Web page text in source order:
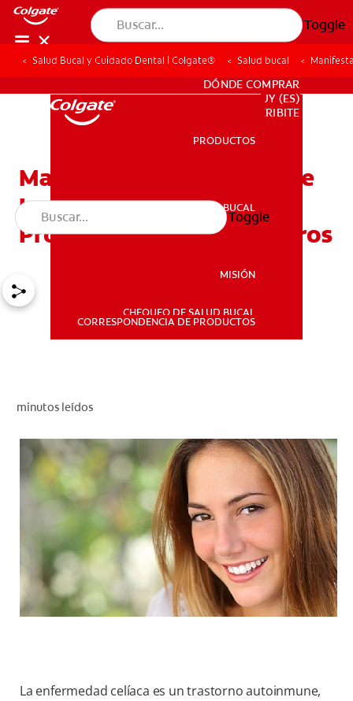
Toggle
SALUD BUCAL
PARA PROFESIONALES
DÓNDE COMPRAR
UY (ES)
SUSCRIBITE
PARA PROFESIONALES
DÓNDE COMPRAR
UY (ES)
SUSCRIBITE
PRODUCTOS
SALUD BUCAL
MISIÓN
CHEQUEO DE SALUD BUCAL
CORRESPONDENCIA DE PRODUCTOS
Toggle
Salud Bucal y Cuidado Dental | Colgate® Salud bucal
Manifestaciones Orales De
La Enfermedad Celíaca:
Problemas Dentales Y Otros
minutos leídos
La enfermedad celíaca es un trastorno autoinmune,